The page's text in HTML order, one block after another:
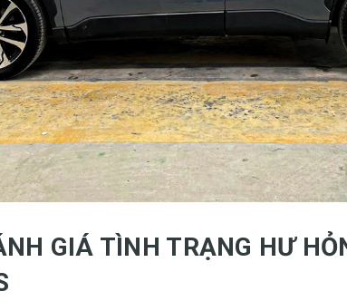
GIÁ TÌNH TRẠNG HƯ